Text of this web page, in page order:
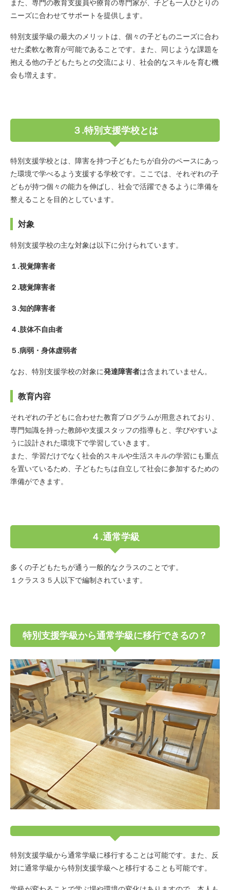
また、専門の教育支援員や療育の専門家が、子ども一人ひとりの
ニーズに合わせてサポートを提供します。
特別支援学級の最大のメリットは、個々の子どものニーズに合わ
せた柔軟な教育が可能であることです。また、同じような課題を
抱える他の子どもたちとの交流により、社会的なスキルを育む機
会も増えます。
３.特別支援学校とは
特別支援学校とは、障害を持つ子どもたちが自分のペースにあっ
た環境で学べるよう支援する学校です。ここでは、それぞれの子
どもが持つ個々の能力を伸ばし、社会で活躍できるように準備を
整えることを目的としています。
対象
特別支援学校の主な対象は以下に分けられています。
１.視覚障害者
２.聴覚障害者
３.知的障害者
４.肢体不自由者
５.病弱・身体虚弱者
なお、特別支援学校の対象に発達障害者は含まれていません。
教育内容
それぞれの子どもに合わせた教育プログラムが用意されており、
専門知識を持った教師や支援スタッフの指導もと、学びやすいよ
うに設計された環境下で学習していきます。
また、学習だけでなく社会的スキルや生活スキルの学習にも重点
を置いているため、子どもたちは自立して社会に参加するための
準備ができます。
４.通常学級
多くの子どもたちが通う一般的なクラスのことです。
１クラス３５人以下で編制されています。
特別支援学級から通常学級に移行できるの？
特別支援学級から通常学級に移行することは可能です。また、反
対に通常学級から特別支援学級へと移行することも可能です。